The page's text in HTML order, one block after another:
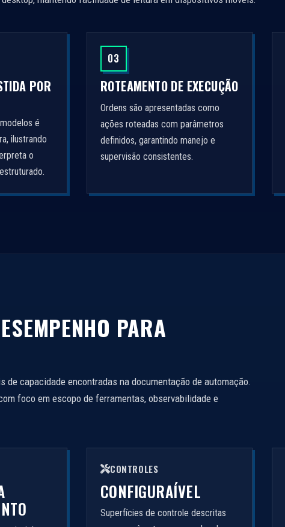
POR
é
ilustrando
o
03
ROTEAMENTO DE EXECUÇÃO
Ordens são apresentadas como
ações roteadas com parâmetros
definidos, garantindo manejo e
supervisão consistentes.
PARA
capacidade encontradas na documentação de automação.
foco em escopo de ferramentas, observabilidade e
CONTROLES
CONFIGURAÍVEL
Superfícies de controle descritas